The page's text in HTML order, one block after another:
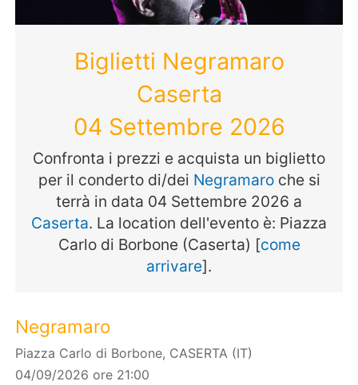
Biglietti Negramaro
Caserta
04 Settembre 2026
Confronta i prezzi e acquista un biglietto
per il conderto di/dei Negramaroche si
terrà in data 04 Settembre 2026 a
Caserta. La location dell'evento è: Piazza
Carlo di Borbone (Caserta) [come
arrivare].
Negramaro
Piazza Carlo di Borbone, CASERTA (IT)
04/09/2026 ore 21:00